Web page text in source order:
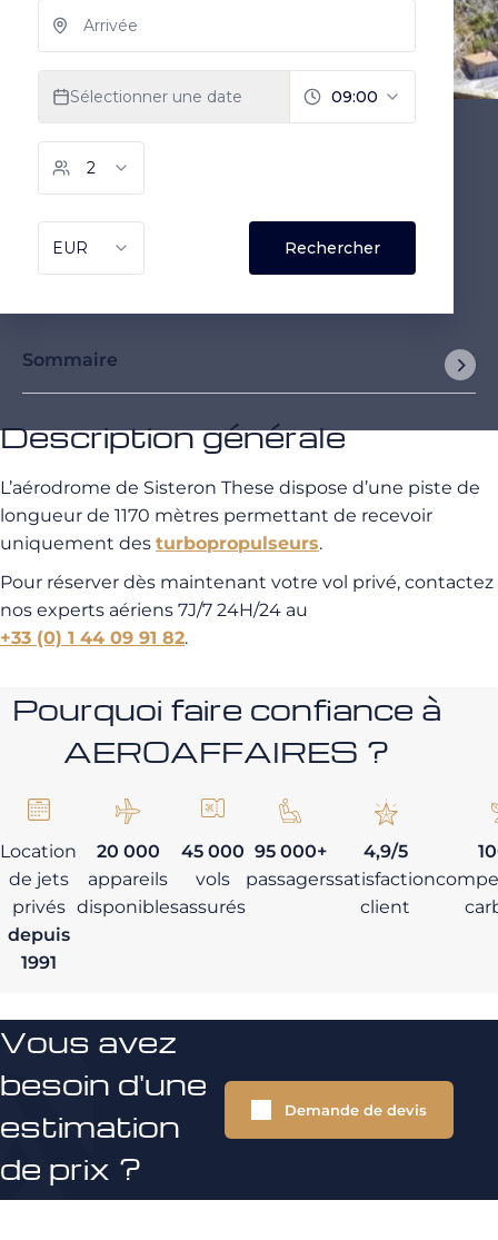
Sommaire
Description générale
L’aérodrome de Sisteron These dispose d’une piste de
longueur de 1170 mètres permettant de recevoir
uniquement des turbopropulseurs.
Pour réserver dès maintenant votre vol privé, contactez
nos experts aériens 7J/7 24H/24 au
+33 (0) 1 44 09 91 82.
Pourquoi faire confiance à
AEROAFFAIRES ?
Location
de jets
privés
depuis
1991
20 000
appareils
disponibles
45 000
vols
assurés
95 000+
passagers
4,9/5
satisfaction
client
Vous avez
besoin d'une
estimation
de prix ?
Demande de devis